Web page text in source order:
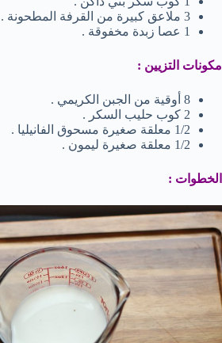
3 ملاعق كبيرة من القرفة المطحونة .
1 عصا زبدة مخفوقة .
مكونات التزيين :
8 أوقية من الجبن الكريمي .
2 كوب حليب السكر .
1/2 معلقة صغيرة مسحوق الفانيليا .
1/2 معلقة صغيرة ليمون .
الخطوات :